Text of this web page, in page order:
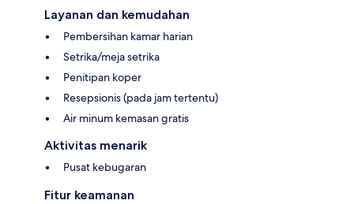
Layanan dan kemudahan
Pembersihan kamar harian
Setrika/meja setrika
Penitipan koper
Resepsionis (pada jam tertentu)
Air minum kemasan gratis
Aktivitas menarik
Pusat kebugaran
Fitur keamanan